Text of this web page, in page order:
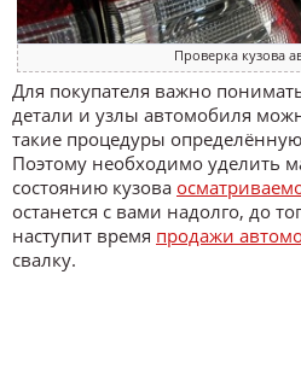
Проверка кузова
Для покупателя важно
детали и узлы автомобиля
такие процедуры
Поэтому необходимо уделить
состоянию кузова
останется с вами надолго, до
наступит время продажи
свалку.